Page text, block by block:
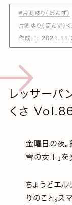
#片渕ゆり（ぽんず）
片渕ゆり（ぽんず）
作成日:
レッサーパ
くさ
金曜日の夜
雪の女王」を
ちょうどエル
りのこと。ス